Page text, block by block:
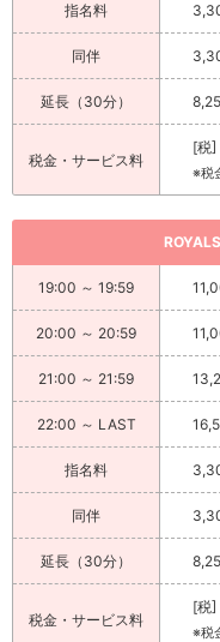
指名料
同伴
延長（30分）
税金・サービス料
[税
※税
19:00 ～ 19:59
20:00 ～ 20:59
21:00 ～ 21:59
22:00 ～ LAST
指名料
同伴
延長（30分）
税金・サービス料
[税
※税